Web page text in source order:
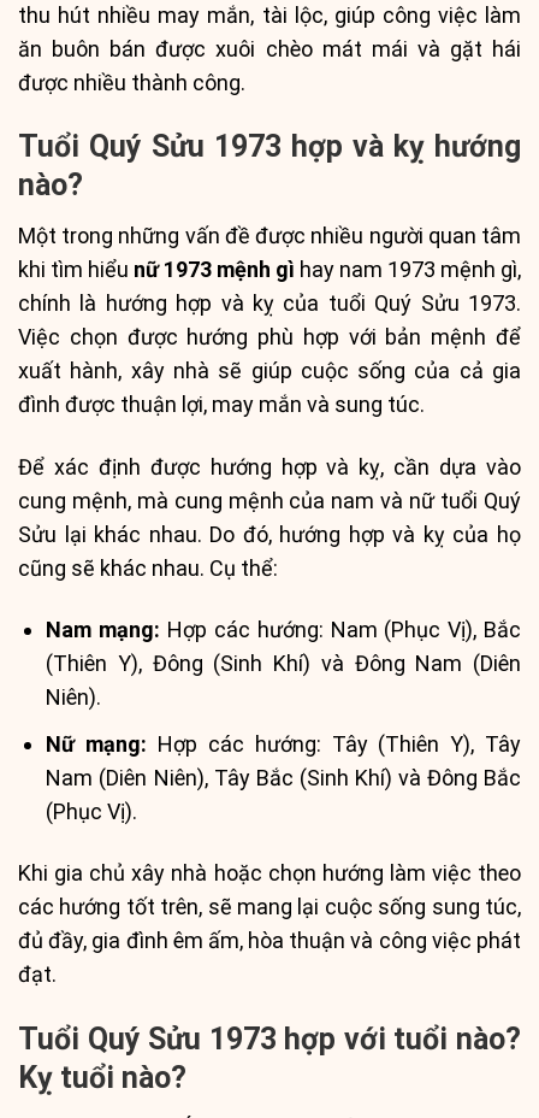
thu hút nhiều may mắn, tài lộc, giúp công việc làm
ăn buôn bán được xuôi chèo mát mái và gặt hái
được nhiều thành công.
Tuổi Quý Sửu 1973 hợp và kỵ hướng
nào?
Một trong những vấn đề được nhiều người quan tâm
khi tìm hiểu nữ 1973 mệnh gì hay nam 1973 mệnh gì,
chính là hướng hợp và kỵ của tuổi Quý Sửu 1973.
Việc chọn được hướng phù hợp với bản mệnh để
xuất hành, xây nhà sẽ giúp cuộc sống của cả gia
đình được thuận lợi, may mắn và sung túc.
Để xác định được hướng hợp và kỵ, cần dựa vào
cung mệnh, mà cung mệnh của nam và nữ tuổi Quý
Sửu lại khác nhau. Do đó, hướng hợp và kỵ của họ
cũng sẽ khác nhau. Cụ thể:
Nam mạng: Hợp các hướng: Nam (Phục Vị), Bắc
(Thiên Y), Đông (Sinh Khí) và Đông Nam (Diên
Niên).
Nữ mạng: Hợp các hướng: Tây (Thiên Y), Tây
Nam (Diên Niên), Tây Bắc (Sinh Khí) và Đông Bắc
(Phục Vị).
Khi gia chủ xây nhà hoặc chọn hướng làm việc theo
các hướng tốt trên, sẽ mang lại cuộc sống sung túc,
đủ đầy, gia đình êm ấm, hòa thuận và công việc phát
đạt.
Tuổi Quý Sửu 1973 hợp với tuổi nào?
Kỵ tuổi nào?